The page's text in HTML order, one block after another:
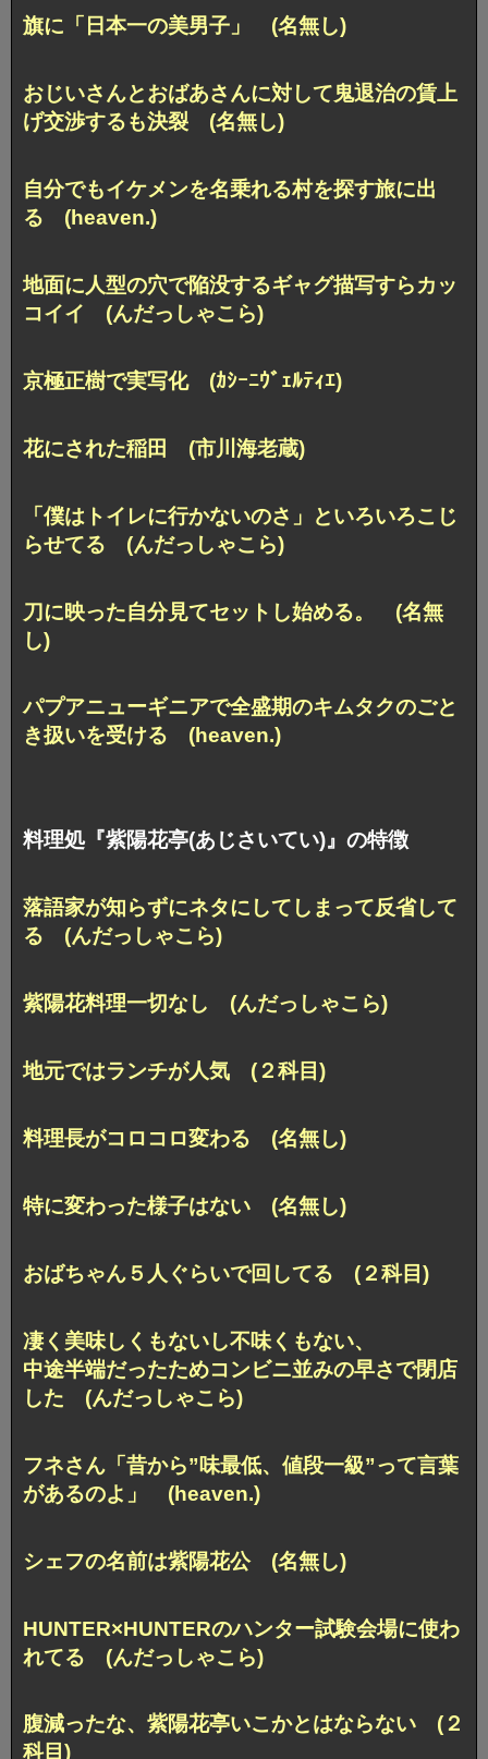
旗に「日本一の美男子」 (名無し)
おじいさんとおばあさんに対して鬼退治の賃上
げ交渉するも決裂 (名無し)
自分でもイケメンを名乗れる村を探す旅に出
る (heaven.)
地面に人型の穴で陥没するギャグ描写すらカッ
コイイ (んだっしゃこら)
京極正樹で実写化 (ｶｼｰﾆｳﾞｪﾙﾃｨｴ)
花にされた稲田 (市川海老蔵)
「僕はトイレに行かないのさ」といろいろこじ
らせてる (んだっしゃこら)
刀に映った自分見てセットし始める。 (名無
し)
パプアニューギニアで全盛期のキムタクのごと
き扱いを受ける (heaven.)
料理処『紫陽花亭(あじさいてい)』の特徴
落語家が知らずにネタにしてしまって反省して
る (んだっしゃこら)
紫陽花料理一切なし (んだっしゃこら)
地元ではランチが人気 (２科目)
料理長がコロコロ変わる (名無し)
特に変わった様子はない (名無し)
おばちゃん５人ぐらいで回してる (２科目)
凄く美味しくもないし不味くもない、
中途半端だったためコンビニ並みの早さで閉店
した (んだっしゃこら)
フネさん「昔から”味最低、値段一級”って言葉
があるのよ」 (heaven.)
シェフの名前は紫陽花公 (名無し)
HUNTER×HUNTERのハンター試験会場に使わ
れてる (んだっしゃこら)
腹減ったな、紫陽花亭いこかとはならない (２
科目)